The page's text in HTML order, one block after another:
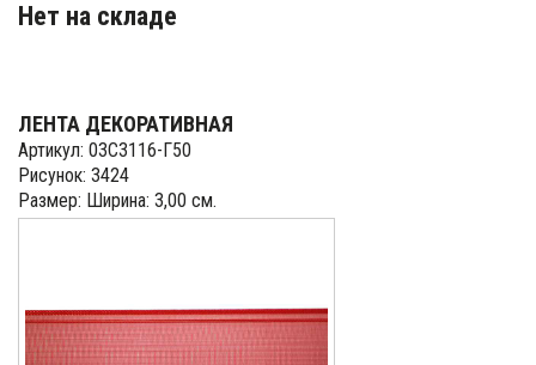
Нет на складе
ЛЕНТА ДЕКОРАТИВНАЯ
Артикул: 03С3116-Г50
Рисунок: 3424
Размер: Ширина: 3,00 см.